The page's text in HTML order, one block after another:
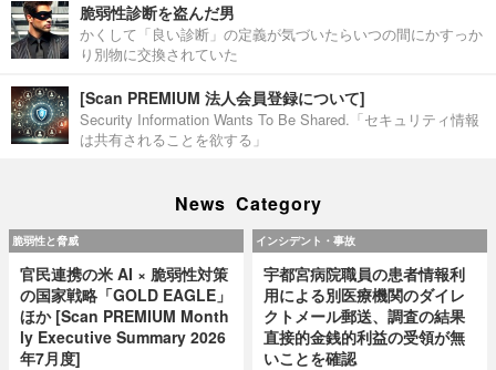
脆弱性診断を盗んだ男
かくして「良い診断」の定義が気づいたらいつの間にかすっか
り別物に交換されていた
[Scan PREMIUM 法人会員登録について]
Security Information Wants To Be Shared.「セキュリティ情報
は共有されることを欲する」
News Category
脆弱性と脅威
官民連携の米 AI × 脆弱性対策
の国家戦略「GOLD EAGLE」
ほか [Scan PREMIUM Month
ly Executive Summary 2026
年7月度]
インシデント・事故
宇都宮病院職員の患者情報利
用による別医療機関のダイレ
クトメール郵送、調査の結果
直接的金銭的利益の受領が無
いことを確認